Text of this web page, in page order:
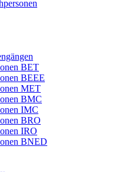
BET
BEEE
MET
BMC
IMC
BRO
IRO
BNED